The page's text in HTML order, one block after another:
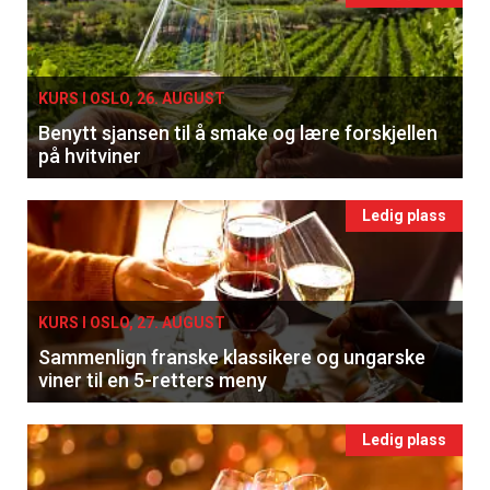
KURS I OSLO, 26. AUGUST
Benytt sjansen til å smake og lære forskjellen
på hvitviner
Ledig plass
KURS I OSLO, 27. AUGUST
Sammenlign franske klassikere og ungarske
viner til en 5-retters meny
Ledig plass